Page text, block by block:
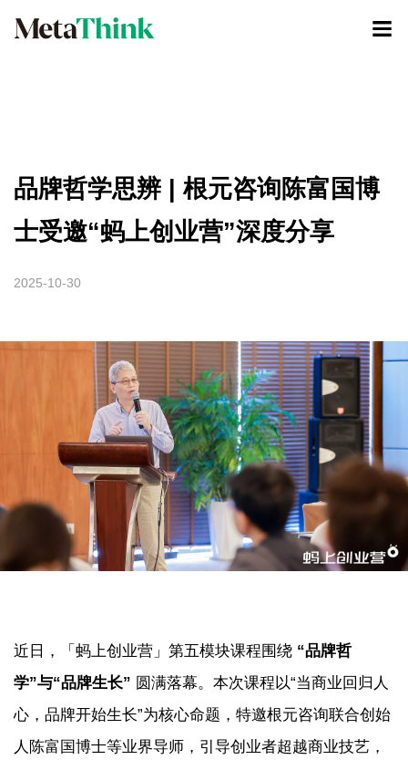
品牌哲学思辨 | 根元咨询陈富国博
士受邀“蚂上创业营”深度分享
2025-10-30
近日，「蚂上创业营」第五模块课程围绕 “品牌哲
学”与“品牌生长” 圆满落幕。本次课程以“当商业回归人
心，品牌开始生长”为核心命题，特邀根元咨询联合创始
人陈富国博士等业界导师，引导创业者超越商业技艺，